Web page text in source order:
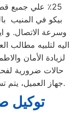
25٪ علي جميع
بيكو في المنيب
وسرعة الاتصال. و
اليه لتلبيه مطالب
لزيادة الأمان
حالات ضرورية
جهاز العميل، يتم تسليمه بأفضل حالاته لإرضاء العميل العزيز.
توكيل